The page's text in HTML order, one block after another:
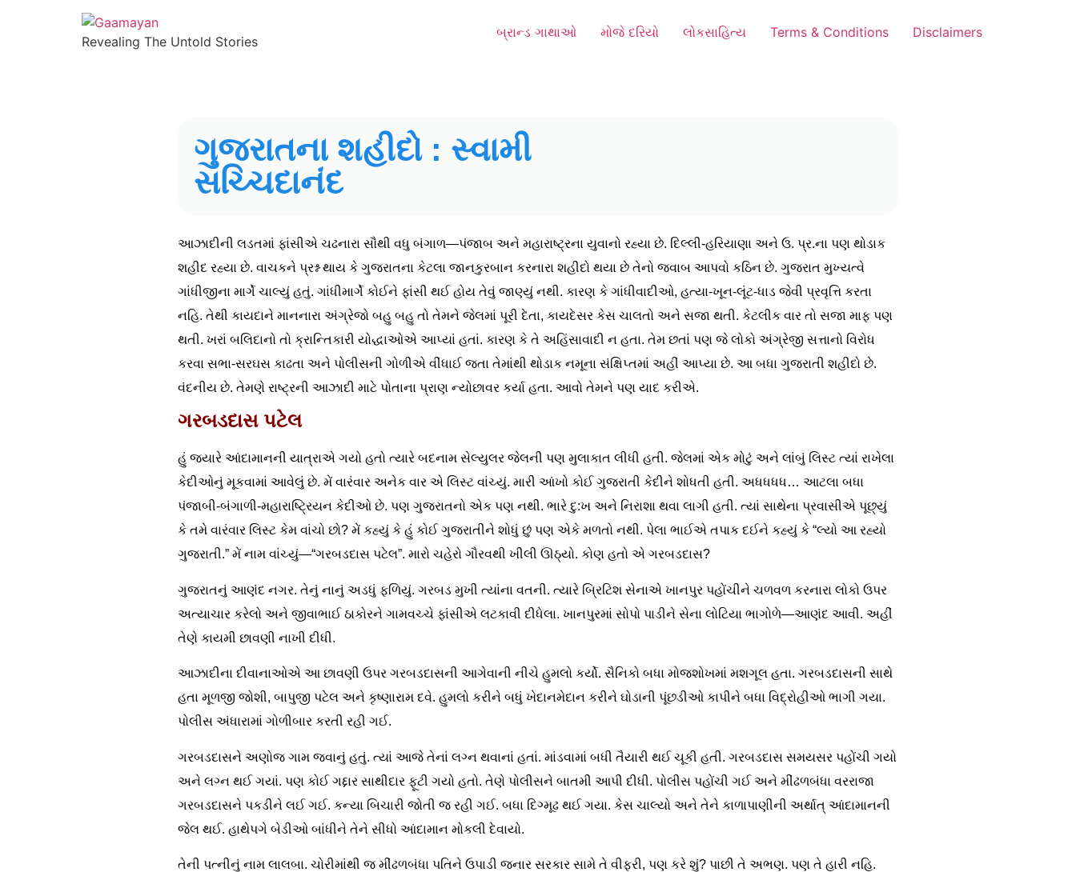
Revealing The Untold Stories
બ્રાન્ડ ગાથાઓ મોજે દરિયો લોકસાહિત્ય Terms & Conditions Disclaimers
ગુજરાતના શહીદો : સ્વામી
સચ્ચિદાનંદ
આઝાદીની લડતમાં ફાંસીએ ચઢનારા સૌથી વધુ બંગાળ—પંજાબ અને મહારાષ્ટ્રના યુવાનો રહ્યા છે. દિલ્લી-હરિયાણા અને ઉ. પ્ર.ના પણ થોડાક
શહીદ રહ્યા છે. વાચકને પ્રશ્ન થાય કે ગુજરાતના કેટલા જાનકુરબાન કરનારા શહીદો થયા છે તેનો જવાબ આપવો કઠિન છે. ગુજરાત મુખ્યત્વે
ગાંધીજીના માર્ગે ચાલ્યું હતું. ગાંધીમાર્ગે કોઈને ફાંસી થઈ હોય તેવું જાણ્યું નથી. કારણ કે ગાંધીવાદીઓ, હત્યા-ખૂન-લૂંટ-ધાડ જેવી પ્રવૃત્તિ કરતા
નહિ. તેથી કાયદાને માનનારા અંગ્રેજો બહુ બહુ તો તેમને જેલમાં પૂરી દેતા, કાયદેસર કેસ ચાલતો અને સજા થતી. કેટલીક વાર તો સજા માફ પણ
થતી. ખરાં બલિદાનો તો ક્રાન્તિકારી યોદ્ધાઓએ આપ્યાં હતાં. કારણ કે તે અહિંસાવાદી ન હતા. તેમ છતાં પણ જે લોકો અંગ્રેજી સત્તાનો વિરોધ
કરવા સભા-સરઘસ કાઢતા અને પોલીસની ગોળીએ વીંધાઈ જતા તેમાંથી થોડાક નમૂના સંક્ષિપ્તમાં અહીં આપ્યા છે. આ બધા ગુજરાતી શહીદો છે.
વંદનીય છે. તેમણે રાષ્ટ્રની આઝાદી માટે પોતાના પ્રાણ ન્યોછાવર કર્યા હતા. આવો તેમને પણ યાદ કરીએ.
ગરબડદાસ પટેલ
હું જ્યારે આંદામાનની યાત્રાએ ગયો હતો ત્યારે બદનામ સેલ્યુલર જેલની પણ મુલાકાત લીધી હતી. જેલમાં એક મોટું અને લાંબું લિસ્ટ ત્યાં રાખેલા
કેદીઓનું મૂકવામાં આવેલું છે. મેં વારંવાર અનેક વાર એ લિસ્ટ વાંચ્યું. મારી આંખો કોઈ ગુજરાતી કેદીને શોધતી હતી. અધધધધ… આટલા બધા
પંજાબી-બંગાળી-મહારાષ્ટ્રિયન કેદીઓ છે. પણ ગુજરાતનો એક પણ નથી. ભારે દુ:ખ અને નિરાશા થવા લાગી હતી. ત્યાં સાથેના પ્રવાસીએ પૂછ્યું
કે તમે વારંવાર લિસ્ટ કેમ વાંચો છો? મેં કહ્યું કે હું કોઈ ગુજરાતીને શોધું છું પણ એકે મળતો નથી. પેલા ભાઈએ તપાક દઈને કહ્યું કે “લ્યો આ રહ્યો
ગુજરાતી.” મેં નામ વાંચ્યું—“ગરબડદાસ પટેલ”. મારો ચહેરો ગૌરવથી ખીલી ઊઠ્યો. કોણ હતો એ ગરબડદાસ?
ગુજરાતનું આણંદ નગર. તેનું નાનું અડધું ફળિયું. ગરબડ મુખી ત્યાંના વતની. ત્યારે બ્રિટિશ સેનાએ ખાનપુર પહોંચીને ચળવળ કરનારા લોકો ઉપર
અત્યાચાર કરેલો અને જીવાભાઈ ઠાકોરને ગામવચ્ચે ફાંસીએ લટકાવી દીધેલા. ખાનપુરમાં સોપો પાડીને સેના લોટિયા ભાગોળે—આણંદ આવી. અહીં
તેણે કાયમી છાવણી નાખી દીધી.
આઝાદીના દીવાનાઓએ આ છાવણી ઉપર ગરબડદાસની આગેવાની નીચે હુમલો કર્યો. સૈનિકો બધા મોજશોખમાં મશગૂલ હતા. ગરબડદાસની સાથે
હતા મૂળજી જોશી, બાપુજી પટેલ અને કૃષ્ણારામ દવે. હુમલો કરીને બધું ખેદાનમેદાન કરીને ઘોડાની પૂંછડીઓ કાપીને બધા વિદ્રોહીઓ ભાગી ગયા.
પોલીસ અંધારામાં ગોળીબાર કરતી રહી ગઈ.
ગરબડદાસને અણોજ ગામ જવાનું હતું. ત્યાં આજે તેનાં લગ્ન થવાનાં હતાં. માંડવામાં બધી તૈયારી થઈ ચૂકી હતી. ગરબડદાસ સમયસર પહોંચી ગયો
અને લગ્ન થઈ ગયાં. પણ કોઈ ગદ્દાર સાથીદાર ફૂટી ગયો હતો. તેણે પોલીસને બાતમી આપી દીધી. પોલીસ પહોંચી ગઈ અને મીંઢળબંધા વરરાજા
ગરબડદાસને પકડીને લઈ ગઈ. કન્યા બિચારી જોતી જ રહી ગઈ. બધા દિગ્મૂઢ થઈ ગયા. કેસ ચાલ્યો અને તેને કાળાપાણીની અર્થાત્ આંદામાનની
જેલ થઈ. હાથેપગે બેડીઓ બાંધીને તેને સીધો આંદામાન મોકલી દેવાયો.
તેની પત્નીનું નામ લાલબા. ચોરીમાંથી જ મીંઢળબંધા પતિને ઉપાડી જનાર સરકાર સામે તે વીફરી, પણ કરે શું? પાછી તે અભણ. પણ તે હારી નહિ.